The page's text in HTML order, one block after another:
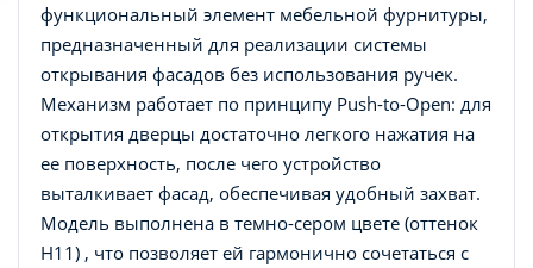
функциональный элемент мебельной фурнитуры,
предназначенный для реализации системы
открывания фасадов без использования ручек.
Механизм работает по принципу Push-to-Open: для
открытия дверцы достаточно легкого нажатия на
ее поверхность, после чего устройство
выталкивает фасад, обеспечивая удобный захват.
Модель выполнена в темно-сером цвете (оттенок
H11) , что позволяет ей гармонично сочетаться с